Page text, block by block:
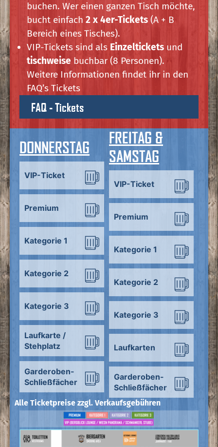
buchen. Wer einen ganzen Tisch möchte,
bucht einfach 2 x 4er-Tickets (A + B
Bereich eines Tisches).
VIP-Tickets sind als Einzeltickets und
tischweise buchbar (8 Personen).
Weitere Informationen findet ihr in den
FAQ’s Tickets
FAQ - Tickets
DONNERSTAG
VIP-Ticket
Premium
Kategorie 1
Kategorie 2
Kategorie 3
Laufkarte /
Stehplatz
Garderoben-
Schließfächer
FREITAG &
SAMSTAG
VIP-Ticket
Premium
Kategorie 1
Kategorie 2
Kategorie 3
Laufkarten
Garderoben-
Schließfächer
Alle Ticketpreise zzgl. Verkaufsgebühren